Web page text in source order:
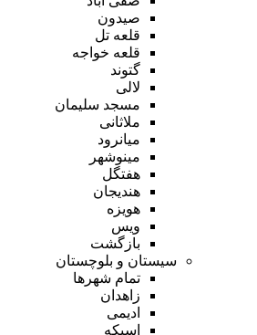
صیدون
قلعه تل
قلعه خواجه
گتوند
لالی
مسجد سلیمان
ملاثانی
میانرود
مینوشهر
هفتگل
هندیجان
هویزه
ویس
بازگشت
سیستان و بلوچستان
تمام شهر‌ها
زاهدان
ادیمی
اسپکه